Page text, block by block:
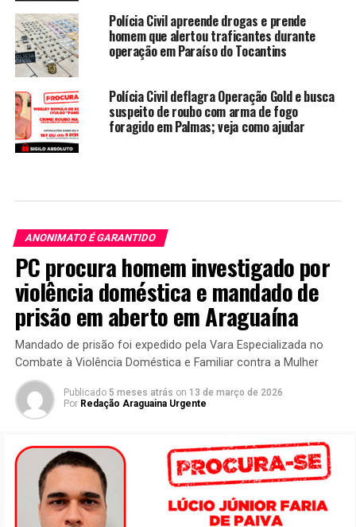
Polícia Civil apreende drogas e prende
homem que alertou traficantes durante
operação em Paraíso do Tocantins
Polícia Civil deflagra Operação Gold e busca
suspeito de roubo com arma de fogo
foragido em Palmas; veja como ajudar
ANONIMATO É GARANTIDO
PC procura homem investigado por
violência doméstica e mandado de
prisão em aberto em Araguaína
Mandado de prisão foi expedido pela Vara Especializada no
Combate à Violência Doméstica e Familiar contra a Mulher
Publicado 5 meses atrás on 13 de março de 2026
Por Redação Araguaina Urgente